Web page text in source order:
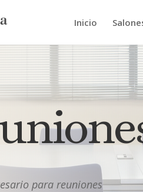
Inicio
para reuniones